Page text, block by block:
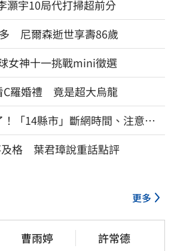
宇10局代打掃超前分
尼爾森逝世享壽86歲
女神十一挑戰mini徵選
C羅婚禮 竟是超大烏龍
「14縣市」斷網時間、注意事
格 葉君璋說重話點評
更多
曹雨婷 許常德